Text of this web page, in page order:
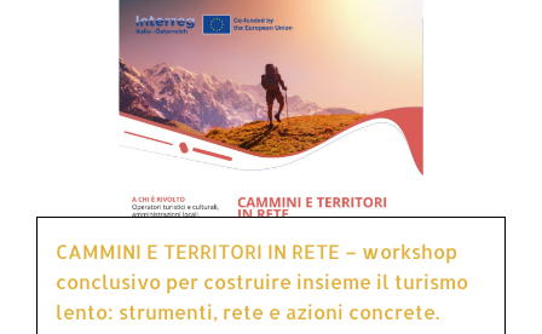
CAMMINI E TERRITORI IN RETE – workshop
conclusivo per costruire insieme il turismo
lento: strumenti, rete e azioni concrete.